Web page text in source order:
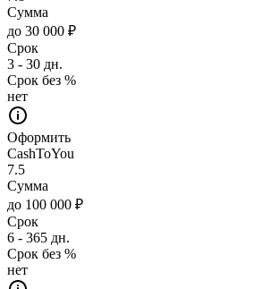
Сумма
до 30 000 ₽
Срок
3 - 30 дн.
Срок без %
нет
Оформить
CashToYou
7.5
Сумма
до 100 000 ₽
Срок
6 - 365 дн.
Срок без %
нет